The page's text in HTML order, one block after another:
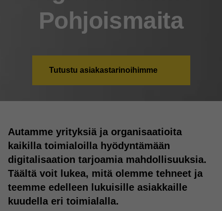
Pohjoismaita
Tutustu asiakastarinoihimme
Autamme yrityksiä ja organisaatioita
kaikilla toimialoilla hyödyntämään
digitalisaation tarjoamia mahdollisuuksia.
Täältä voit lukea, mitä olemme tehneet ja
teemme edelleen lukuisille asiakkaille
kuudella eri toimialalla.